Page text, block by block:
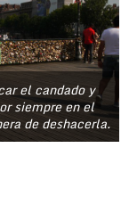
el candado y
siempre en el
de deshacerla.